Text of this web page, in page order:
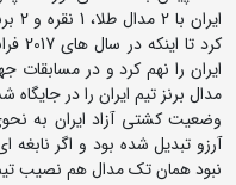
کرد
مدال برنز تیم ایران را در
وضعیت کشتی آزاد ایران به
آرزو تبدیل شده بود و اگر
نبود همان تک مدال هم نصیب